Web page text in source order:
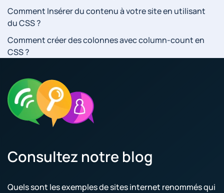
Comment Insérer du contenu à votre site en utilisant
du CSS ?
Comment créer des colonnes avec column-count en
CSS ?
Consultez notre blog
Quels sont les exemples de sites internet renommés qui